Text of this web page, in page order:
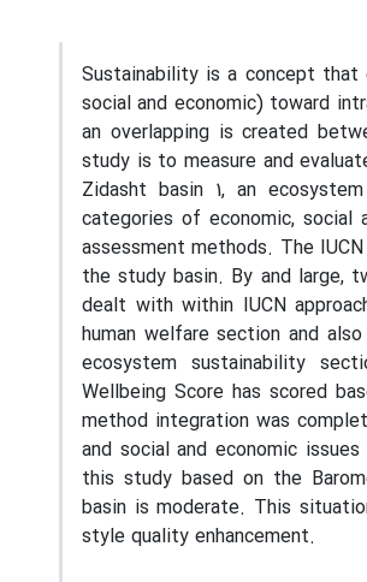
Sustainability is a concept that
social and economic) toward
an overlapping is created
study is to measure and
Zidasht basin 1, an
categories of economic, social
assessment methods. The
the study basin. By and large,
dealt with within IUCN
human welfare section and
ecosystem sustainability
Wellbeing Score has scored
method integration was
and social and economic
this study based on the
basin is moderate. This
style quality enhancement.